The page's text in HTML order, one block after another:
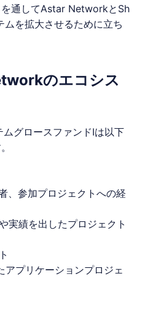
通してAstar NetworkとSh
を拡大させるために立ち
のエコシス
グロースファンドⅠは以下
、参加プロジェクトへの経
実績を出したプロジェクト
プリケーションプロジェ